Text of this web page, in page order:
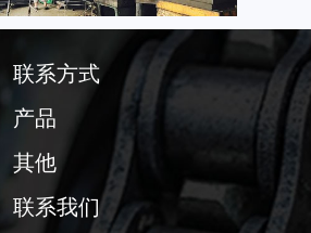
联系方式
产品
其他
联系我们